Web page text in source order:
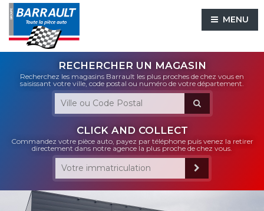
MENU
RECHERCHER UN MAGASIN
Recherchez les magasins Barrault les plus proches de chez vous en
saisissant votre ville, code postal ou numéro de votre département.
CLICK AND COLLECT
Commandez votre pièce auto, payez par téléphone puis venez la retirer
directement dans notre agence la plus proche de chez vous.